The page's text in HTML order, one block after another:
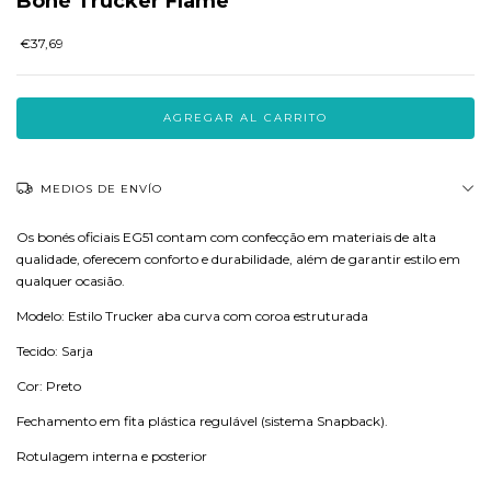
€37,69
MEDIOS DE ENVÍO
Os bonés oficiais EG51 contam com confecção em materiais de alta
qualidade, oferecem conforto e durabilidade, além de garantir estilo em
qualquer ocasião.
Modelo: Estilo Trucker aba curva com coroa estruturada
Tecido: Sarja
Cor: Preto
Fechamento em fita plástica regulável (sistema Snapback).
Rotulagem interna e posterior